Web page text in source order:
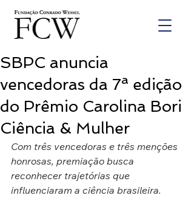
SBPC anuncia
vencedoras da 7ª edição
do Prêmio Carolina Bori
Ciência & Mulher
Com três vencedoras e três menções
honrosas, premiação busca
reconhecer trajetórias que
influenciaram a ciência brasileira.